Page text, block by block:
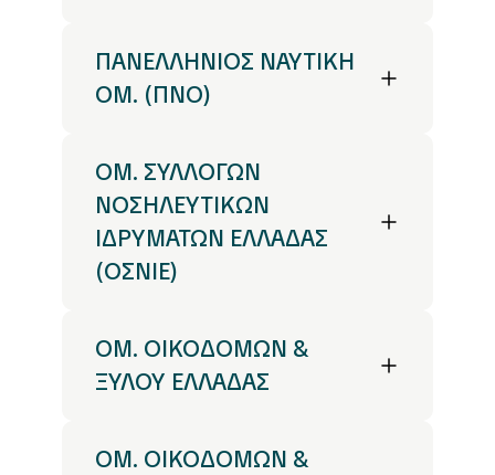
ΠΑΝΕΛΛΗΝΙΟΣ ΝΑΥΤΙΚΗ
ΟΜ. (ΠΝΟ)
ΟΜ. ΣΥΛΛΟΓΩΝ
ΝΟΣΗΛΕΥΤΙΚΩΝ
ΙΔΡΥΜΑΤΩΝ ΕΛΛΑΔΑΣ
(ΟΣΝΙΕ)
ΟΜ. ΟΙΚΟΔΟΜΩΝ &
ΞΥΛΟΥ ΕΛΛΑΔΑΣ
ΟΜ. ΟΙΚΟΔΟΜΩΝ &